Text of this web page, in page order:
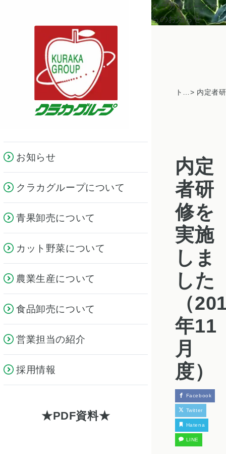
お知らせ
クラカグループについて
青果卸売について
カット野菜について
農業生産について
食品卸売について
営業担当の紹介
採用情報
PDF資料
クラカグループか
らのお知らせ
トピックス一覧
内定
者研
修を
実施
しま
した
（
年11
月
度）
Facebook
Twitter
Hatena
LINE